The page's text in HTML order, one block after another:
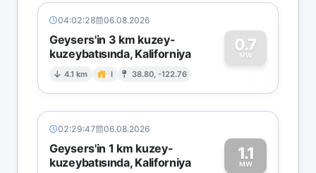
04:02:28 06.08.2026
Geysers'in 3 km kuzey-
kuzeybatısında, Kaliforniya
4.1 km I 38.80, -122.76
0.7
MW
0
02:29:47 06.08.2026
Geysers'in 1 km kuzey-
kuzeybatısında, Kaliforniya
1.1
MW